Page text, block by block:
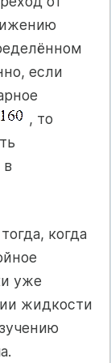
если
, то
в
когда
уже
жидкости